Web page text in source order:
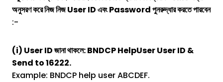
অনুসরণ করে নিজ নিজ User ID এবং Password পুনরুদ্ধার করতে পারবেন
:-
(i) User ID জানা থাকলে: BNDCP HelpUser User ID &
Send to 16222.
Example: BNDCP help user ABCDEF.